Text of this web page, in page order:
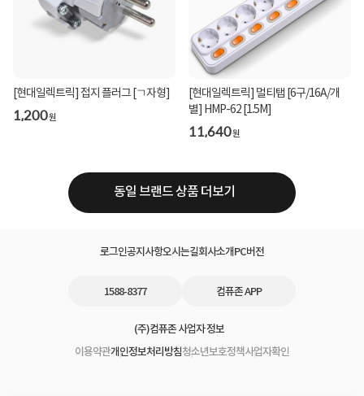
[현대일렉트릭] 접지 플러그 [ㄱ자형]
1,200원
[현대일렉트릭] 멀티탭 [6구/16A/개
별] HMP-62 [1.5M]
11,640원
동일 브랜드 상품 더보기
로그인공지사항오시는길회사소개PC버전
1588-8377 컴퓨존 APP
(주)컴퓨존 사업자 정보
이용약관개인정보처리방침청소년보호정책사업자확인